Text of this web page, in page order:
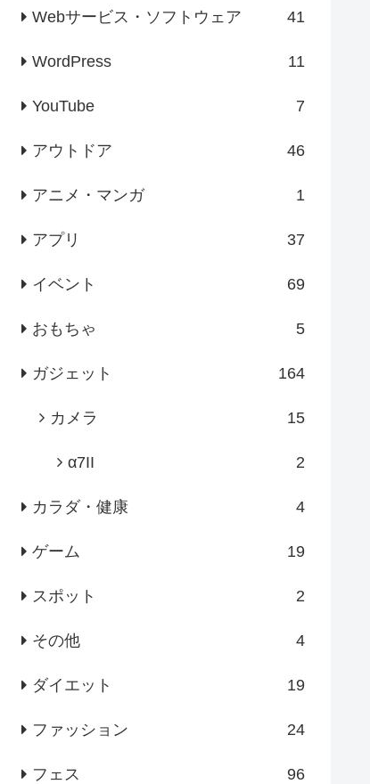
Webサービス・ソフトウェア 41
WordPress 11
YouTube 7
アウトドア 46
アニメ・マンガ 1
アプリ 37
イベント 69
おもちゃ 5
ガジェット 164
カメラ 15
α7II 2
カラダ・健康 4
ゲーム 19
スポット 2
その他 4
ダイエット 19
ファッション 24
フェス 96